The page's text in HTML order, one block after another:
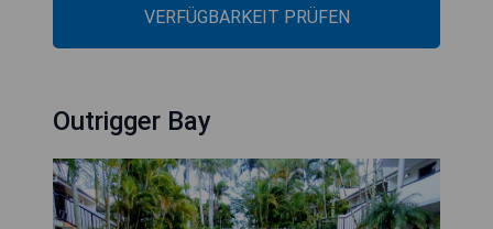
VERFÜGBARKEIT PRÜFEN
Outrigger Bay